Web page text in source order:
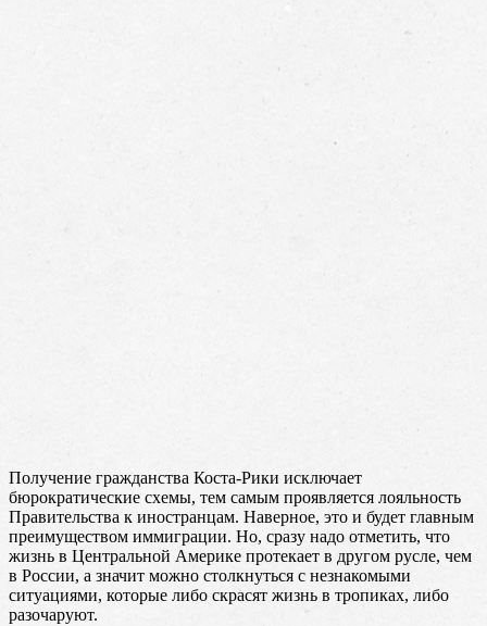
Получение гражданства Коста-Рики исключает
бюрократические схемы, тем самым проявляется лояльность
Правительства к иностранцам. Наверное, это и будет главным
преимуществом иммиграции. Но, сразу надо отметить, что
жизнь в Центральной Америке протекает в другом русле, чем
в России, а значит можно столкнуться с незнакомыми
ситуациями, которые либо скрасят жизнь в тропиках, либо
разочаруют.